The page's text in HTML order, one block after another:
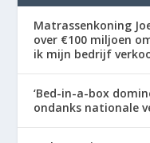
Matrassenkoning
over €100 miljoen
ik mijn bedrijf
‘Bed-in-a-box
ondanks nationale